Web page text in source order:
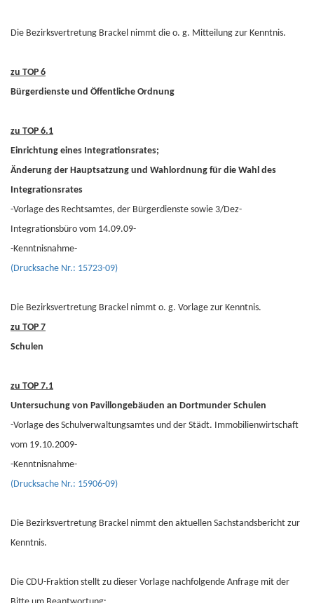
Die Bezirksvertretung Brackel nimmt die o. g. Mitteilung zur Kenntnis.
zu TOP 6
Bürgerdienste und Öffentliche Ordnung
zu TOP 6.1
Einrichtung eines Integrationsrates;
Änderung der Hauptsatzung und Wahlordnung für die Wahl des
Integrationsrates
-Vorlage des Rechtsamtes, der Bürgerdienste sowie 3/Dez-
Integrationsbüro vom 14.09.09-
-Kenntnisnahme-
(Drucksache Nr.: 15723-09)
Die Bezirksvertretung Brackel nimmt o. g. Vorlage zur Kenntnis.
zu TOP 7
Schulen
zu TOP 7.1
Untersuchung von Pavillongebäuden an Dortmunder Schulen
-Vorlage des Schulverwaltungsamtes und der Städt. Immobilienwirtschaft
vom 19.10.2009-
-Kenntnisnahme-
(Drucksache Nr.: 15906-09)
Die Bezirksvertretung Brackel nimmt den aktuellen Sachstandsbericht zur
Kenntnis.
Die CDU-Fraktion stellt zu dieser Vorlage nachfolgende Anfrage mit der